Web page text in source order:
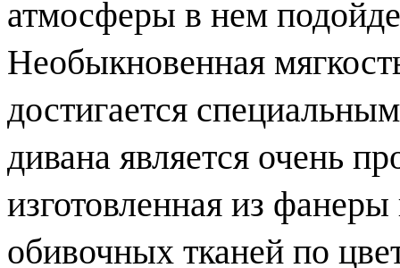
атмосферы в нем
Необыкновенная
достигается
дивана является очень
изготовленная из
обивочных тканей по